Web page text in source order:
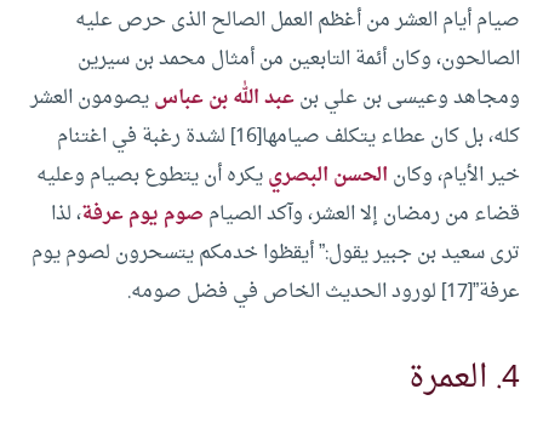
صيام أيام العشر من أغظم العمل الصالح الذى حرص عليه
الصالحون، وكان أئمة التابعين من أمثال محمد بن سيرين
ومجاهد وعيسى بن علي بنعبد الله بن عباسيصومون العشر
كله، بل كان عطاء يتكلف صيامها[16] لشدة رغبة في اغتنام
خير الأيام، وكان الحسن البصرييكره أن يتطوع بصيام وعليه
قضاء من رمضان إلا العشر، وآكد الصيام صوم يوم عرفة، لذا
ترى سعيد بن جبير يقول:” أيقظوا خدمكم يتسحرون لصوم يوم
عرفة”[17] لورود الحديث الخاص في فضل صومه.
4. العمرة